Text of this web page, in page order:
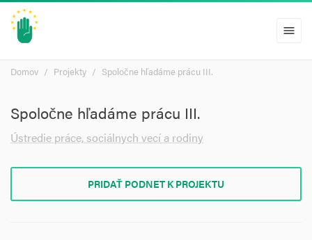
menu
Domov Projekty Spoločne hľadáme prácu III.
Spoločne hľadáme prácu III.
Ústredie práce, sociálnych vecí a rodiny
PRIDAŤ PODNET K PROJEKTU